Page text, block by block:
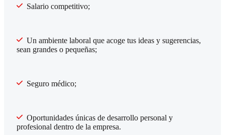
Salario competitivo;
Un ambiente laboral que acoge tus ideas y sugerencias,
sean grandes o pequeñas;
Seguro médico;
Oportunidades únicas de desarrollo personal y
profesional dentro de la empresa.